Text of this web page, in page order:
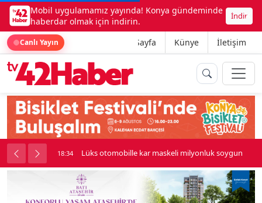
Mobil uygulamamız yayında! Konya gündeminde
haberdar olmak için indirin.
İndir
Canlı Yayın Ana Sayfa Künye İletişim
kavga çıktı 18:34 Lüks otomobille kar maskeli milyonluk soygun